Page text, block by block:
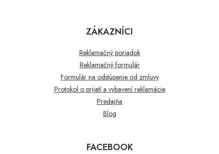
ZÁKAZNÍCI
Reklamačný poriadok
Reklamačný formulár
Formulár na odstúpenie od zmluvy
Protokol o prijatí a vybavení reklamácie
Predajňa
Blog
FACEBOOK